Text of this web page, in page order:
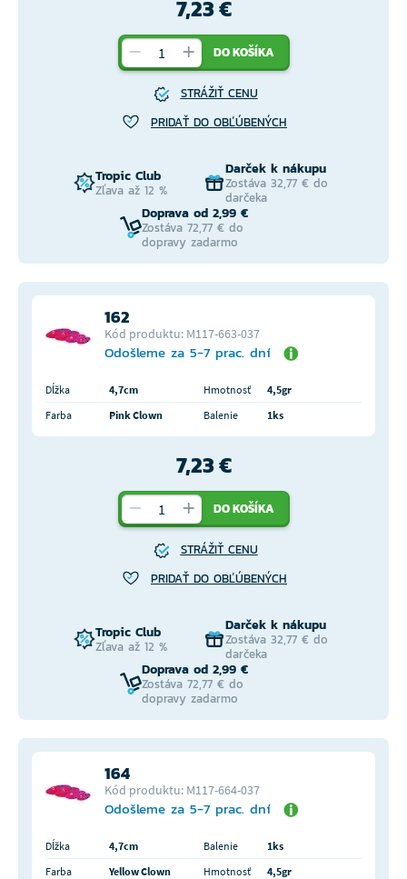
7,23 €
DO KOŠÍKA
STRÁŽIŤ CENU
PRIDAŤ DO OBĽÚBENÝCH
Tropic Club
Zľava až 12 %
Darček k nákupu
Zostáva 32,77 € do
darčeka
Doprava od 2,99 €
Zostáva 72,77 € do
dopravy zadarmo
162
Kód produktu: M117-663-037
Odošleme za 5-7 prac. dní
Dĺžka 4,7cm Hmotnosť
4,5gr
Farba
Pink Clown Balenie 1ks
7,23 €
DO KOŠÍKA
STRÁŽIŤ CENU
PRIDAŤ DO OBĽÚBENÝCH
Tropic Club
Zľava až 12 %
Darček k nákupu
Zostáva 32,77 € do
darčeka
Doprava od 2,99 €
Zostáva 72,77 € do
dopravy zadarmo
164
Kód produktu: M117-664-037
Odošleme za 5-7 prac. dní
Dĺžka 4,7cm Balenie
1ks
Farba
Yellow Clown Hmotnosť 4,5gr